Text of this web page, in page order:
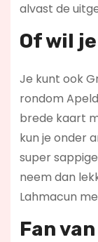
alvast de
Of wil
Je kunt ook
rondom
brede kaart
kun je onder
super
neem dan
Lahmacun
Fan